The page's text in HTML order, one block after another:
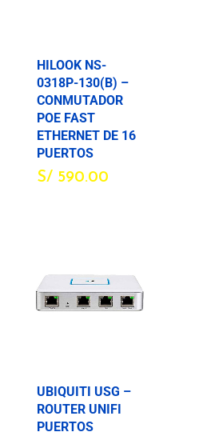
HILOOK NS-
0318P-130(B) –
CONMUTADOR
POE FAST
ETHERNET DE 16
PUERTOS
S/ 590.00
UBIQUITI USG –
ROUTER UNIFI
PUERTOS